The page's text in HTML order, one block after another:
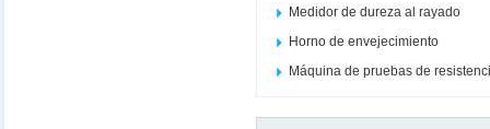
Medidor de dureza al rayado
Horno de envejecimiento
Máquina de pruebas de